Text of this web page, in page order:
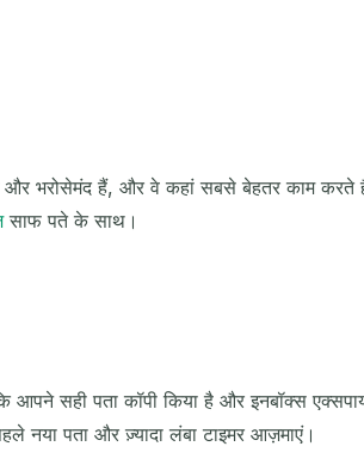
और भरोसेमंद हैं, और वे कहां सबसे बेहतर काम
साफ पते के साथ।
सही पता कॉपी किया है और इनबॉक्स
नया पता और ज़्यादा लंबा टाइमर आज़माएं।